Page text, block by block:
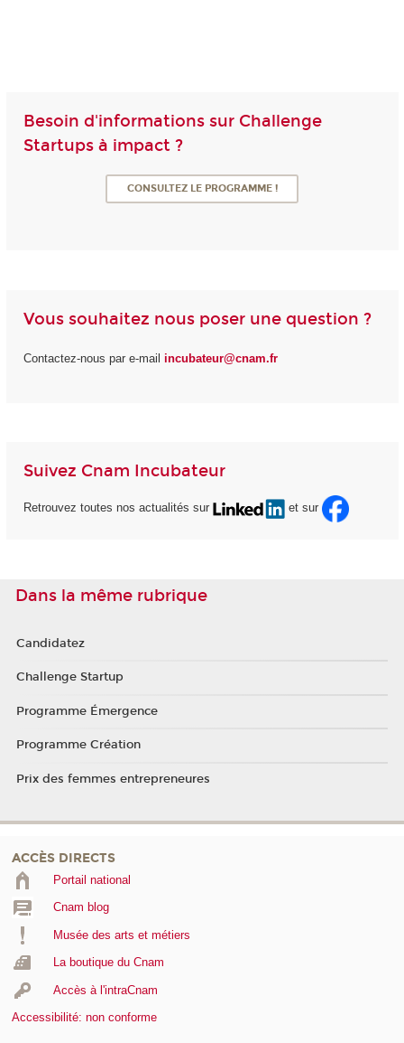
Besoin d'informations sur Challenge
Startups à impact ?
CONSULTEZ LE PROGRAMME !
Vous souhaitez nous poser une question ?
Contactez-nous par e-mail incubateur@cnam.fr
Suivez Cnam Incubateur
Retrouvez toutes nos actualités sur et sur
Dans la même rubrique
Candidatez
Challenge Startup
Programme Émergence
Programme Création
Prix des femmes entrepreneures
ACCÈS DIRECTS
Portail national
Cnam blog
Musée des arts et métiers
La boutique du Cnam
Accès à l'intraCnam
Accessibilité: non conforme